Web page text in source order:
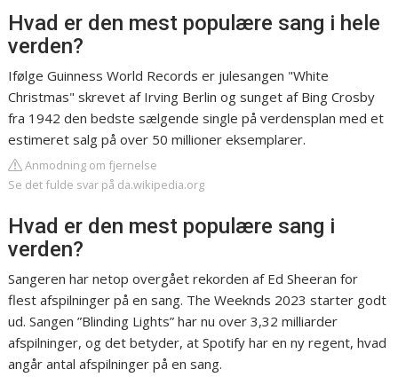
Hvad er den mest populære sang i hele
verden?
Ifølge Guinness World Records er julesangen "White
Christmas" skrevet af Irving Berlin og sunget af Bing Crosby
fra 1942 den bedste sælgende single på verdensplan med et
estimeret salg på over 50 millioner eksemplarer.
Anmodning om fjernelse
Se det fulde svar på da.wikipedia.org
Hvad er den mest populære sang i
verden?
Sangeren har netop overgået rekorden af Ed Sheeran for
flest afspilninger på en sang. The Weeknds 2023 starter godt
ud. Sangen ”Blinding Lights” har nu over 3,32 milliarder
afspilninger, og det betyder, at Spotify har en ny regent, hvad
angår antal afspilninger på en sang.